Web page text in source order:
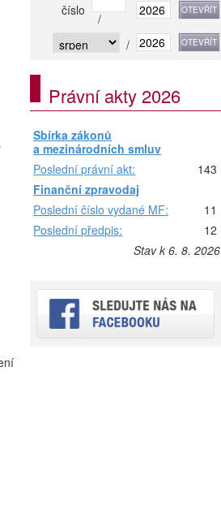
číslo
/
/
Právní akty 2026
Sbírka zákonů
a mezinárodních smluv
Poslední právní akt:
143
Finanční zpravodaj
Poslední číslo vydané MF:
11
Poslední předpis:
12
Stav k 6. 8. 2026